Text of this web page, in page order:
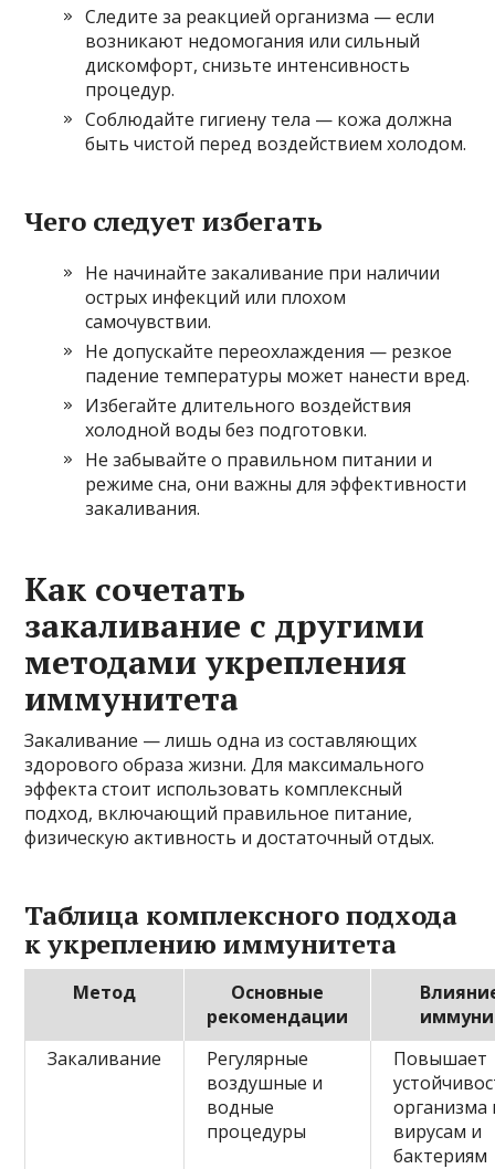
Следите за реакцией организма — если
возникают недомогания или сильный
дискомфорт, снизьте интенсивность
процедур.
Соблюдайте гигиену тела — кожа должна
быть чистой перед воздействием холодом.
Чего следует избегать
Не начинайте закаливание при наличии
острых инфекций или плохом
самочувствии.
Не допускайте переохлаждения — резкое
падение температуры может нанести вред.
Избегайте длительного воздействия
холодной воды без подготовки.
Не забывайте о правильном питании и
режиме сна, они важны для эффективности
закаливания.
Как сочетать
закаливание с другими
методами укрепления
иммунитета
Закаливание — лишь одна из составляющих
здорового образа жизни. Для максимального
эффекта стоит использовать комплексный
подход, включающий правильное питание,
физическую активность и достаточный отдых.
Таблица комплексного подхода
к укреплению иммунитета
Метод
Основные
рекомендации
Закаливание
Регулярные
воздушные и
водные
процедуры
Повышает
организма
вирусам и
бактериям